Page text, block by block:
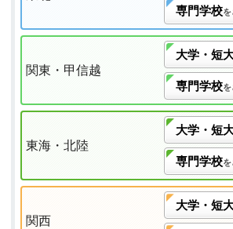
専門学校
関東・甲信越
大学・短
専門学校
東海・北陸
大学・短
専門学校
関西
大学・短